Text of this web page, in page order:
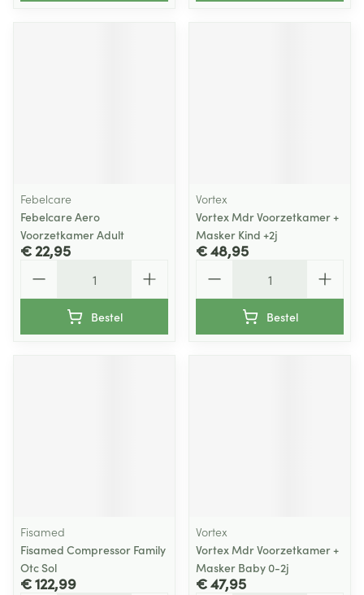
Febelcare
Febelcare Aero
Voorzetkamer Adult
€ 22,95
Bestel
Vortex
Vortex Mdr Voorzetkamer +
Masker Kind +2j
€ 48,95
Bestel
Fisamed
Fisamed Compressor Family
Otc Sol
€ 122,99
Vortex
Vortex Mdr Voorzetkamer +
Masker Baby 0-2j
€ 47,95